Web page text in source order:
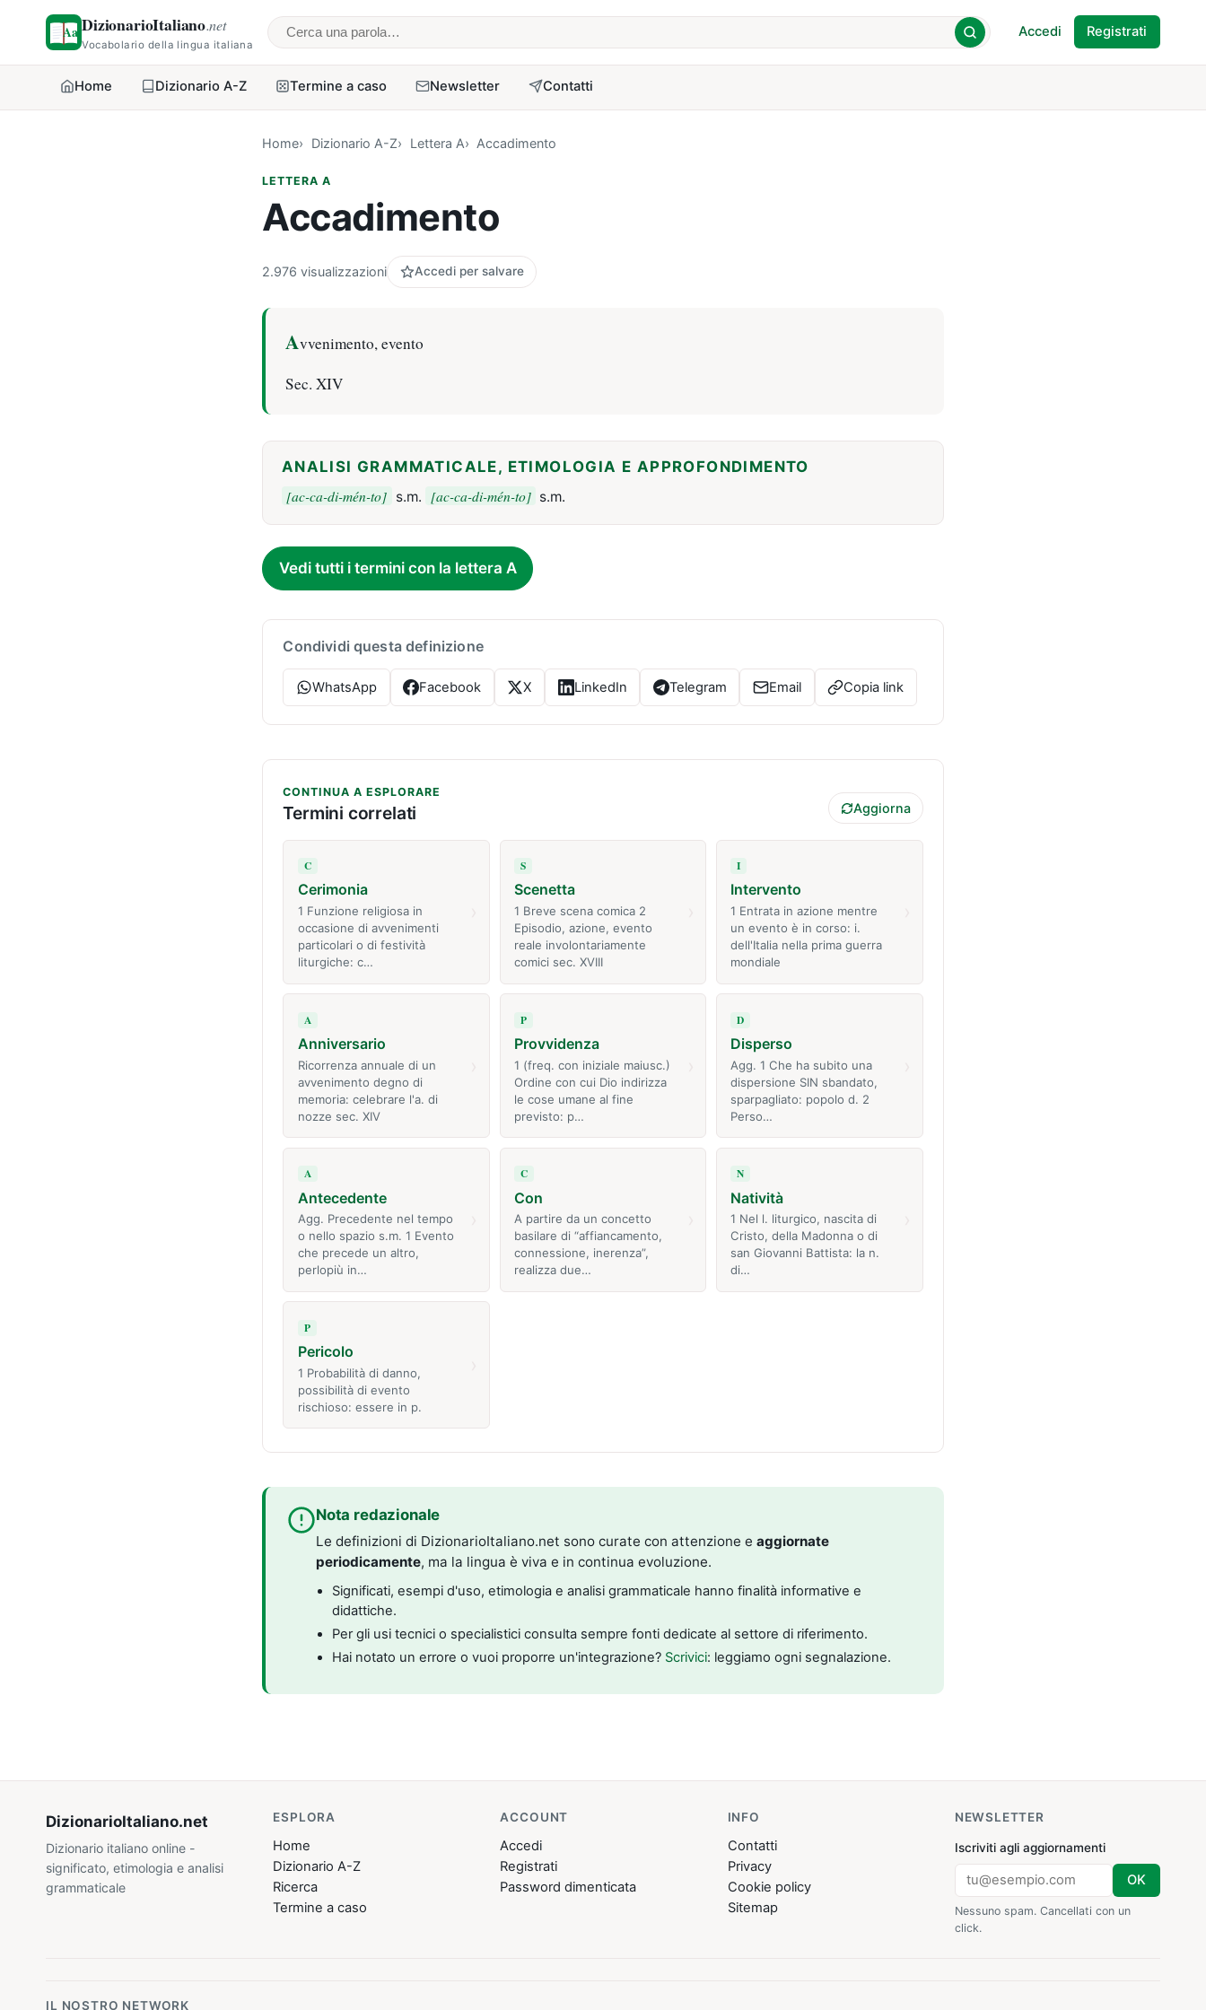
DizionarioItaliano.net
Vocabolario della lingua italiana Cerca una parola
Accedi Registrati
Home Dizionario A-Z Termine a caso Newsletter Contatti
Home Dizionario A-Z Lettera A Accadimento
LETTERA A
Accadimento
2.976 visualizzazioni Accedi per salvare
Avvenimento, evento
Sec. XIV
ANALISI GRAMMATICALE, ETIMOLOGIA E APPROFONDIMENTO
[ac-ca-di-mén-to] s.m. [ac-ca-di-mén-to] s.m.
Vedi tutti i termini con la lettera A
Condividi questa definizione
WhatsApp Facebook X LinkedIn Telegram Email Copia link
CONTINUA A ESPLORARE
Termini correlati Aggiorna
C
Cerimonia
1 Funzione religiosa in
occasione di avvenimenti
particolari o di festività
liturgiche: c…
S
Scenetta
1 Breve scena comica 2
Episodio, azione, evento
reale involontariamente
comici sec. XVIII
I
Intervento
1 Entrata in azione mentre
un evento è in corso: i.
dell'Italia nella prima guerra
mondiale
A
Anniversario
Ricorrenza annuale di un
avvenimento degno di
memoria: celebrare l'a. di
nozze sec. XIV
P
Provvidenza
1 (freq. con iniziale maiusc.)
Ordine con cui Dio indirizza
le cose umane al fine
previsto: p…
D
Disperso
Agg. 1 Che ha subito una
dispersione SIN sbandato,
sparpagliato: popolo d. 2
Perso…
A
Antecedente
Agg. Precedente nel tempo
o nello spazio s.m. 1 Evento
che precede un altro,
perlopiù in…
C
Con
A partire da un concetto
basilare di “affiancamento,
connessione, inerenza”,
realizza due…
N
Natività
1 Nel l. liturgico, nascita di
Cristo, della Madonna o di
san Giovanni Battista: la n.
di…
P
Pericolo
1 Probabilità di danno,
possibilità di evento
rischioso: essere in p.
Nota redazionale
Le definizioni di DizionarioItaliano.net sono curate con attenzione e aggiornate
periodicamente, ma la lingua è viva e in continua evoluzione.
Significati, esempi d'uso, etimologia e analisi grammaticale hanno finalità informative e
didattiche.
Per gli usi tecnici o specialistici consulta sempre fonti dedicate al settore di riferimento.
Hai notato un errore o vuoi proporre un'integrazione? Scrivici: leggiamo ogni segnalazione.
DizionarioItaliano.net
Dizionario italiano online -
significato, etimologia e analisi
grammaticale
ESPLORA
Home
Dizionario A-Z
Ricerca
Termine a caso
ACCOUNT
Accedi
Registrati
Password dimenticata
INFO
Contatti
Privacy
Cookie policy
Sitemap
NEWSLETTER
Iscriviti agli aggiornamenti
OK
Nessuno spam. Cancellati con un
click.
IL NOSTRO NETWORK